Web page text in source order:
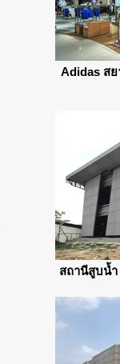
Adidas ส
สถานีสูบน้ำ